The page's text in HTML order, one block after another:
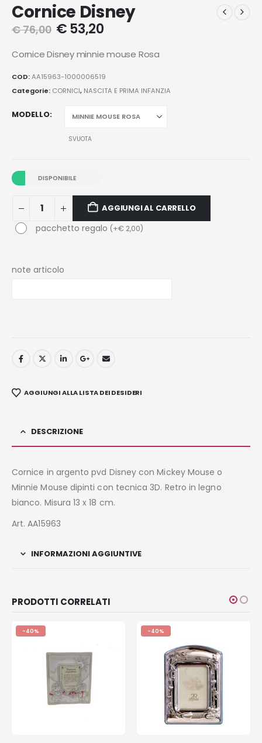
Cornice Disney
€76,00 €53,20
Cornice Disney minnie mouse Rosa
COD:AA15963-1000006519
Categorie: CORNICI, NASCITA E PRIMA INFANZIA
MODELLO
SVUOTA
DISPONIBILE
AGGIUNGI AL CARRELLO
pacchetto regalo (+€2,00)
note articolo
AGGIUNGI ALLA LISTA DEI DESIDERI
DESCRIZIONE
Cornice in argento pvd Disney con Mickey Mouse o
Minnie Mouse dipinti con tecnica 3D. Retro in legno
bianco. Misura 13 x 18 cm.
Art. AA15963
INFORMAZIONI AGGIUNTIVE
PRODOTTI CORRELATI
-40% -40%